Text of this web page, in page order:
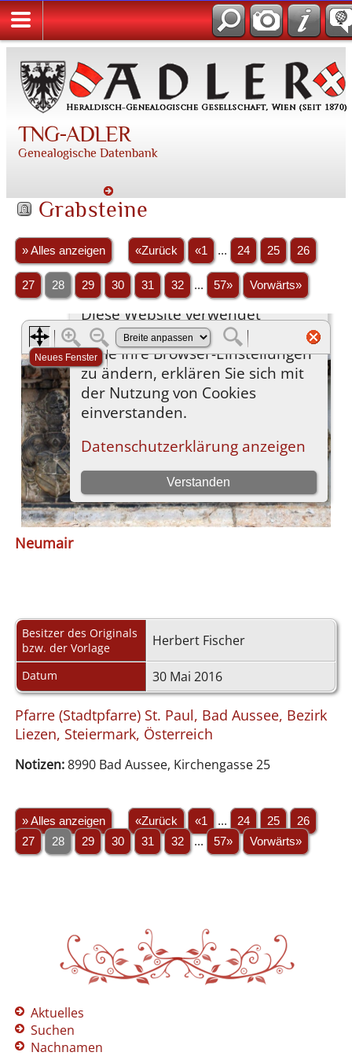
TNG-ADLER
Genealogische Datenbank
Grabsteine
» Alles anzeigen «Zurück «1 ... 24 25 26
27 28 29 30 31 32 ... 57» Vorwärts»
Neumair
Besitzer des Originals
bzw. der Vorlage
Herbert Fischer
Datum 30 Mai 2016
Pfarre (Stadtpfarre) St. Paul, Bad Aussee, Bezirk
Liezen, Steiermark, Österreich
Notizen:8990 Bad Aussee, Kirchengasse 25
» Alles anzeigen «Zurück «1 ... 24 25
26
27
28 29 30 31 32 ... 57» Vorwärts»
Aktuelles
Suchen
Nachnamen